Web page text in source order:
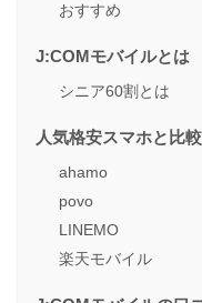
おすすめ
J:COMモバイルとは
シニア60割とは
人気格安スマホと比較
ahamo
povo
LINEMO
楽天モバイル